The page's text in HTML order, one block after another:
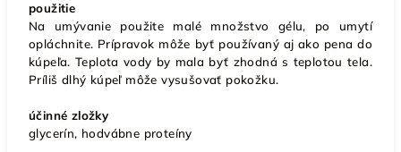
použitie
Na umývanie použite malé množstvo gélu, po umytí
opláchnite. Prípravok môže byť používaný aj ako pena do
kúpeľa. Teplota vody by mala byť zhodná s teplotou tela.
Príliš dlhý kúpeľ môže vysušovať pokožku.
účinné zložky
glycerín, hodvábne proteíny